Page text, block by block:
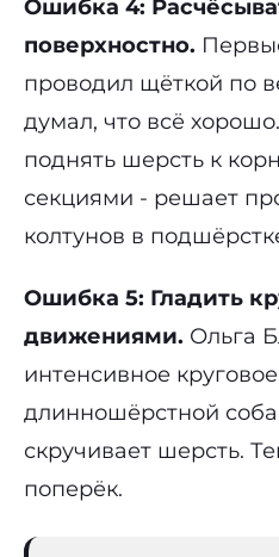
Ошибка 4:
поверхностно.
проводил щёткой по
думал, что всё
поднять шерсть к
секциями - решает
колтунов в
Ошибка 5: Гладить
движениями. Ольга
интенсивное
длинношёрстной
скручивает шерсть.
поперёк.